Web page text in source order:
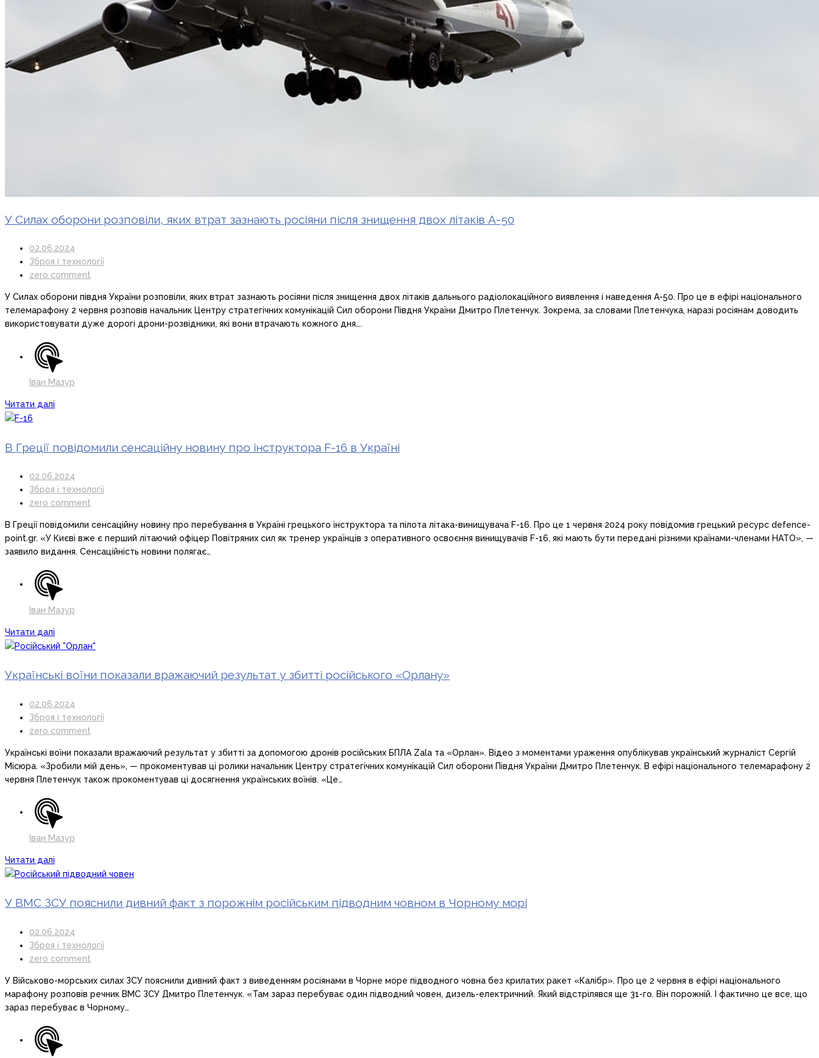
У Силах оборони розповіли, яких втрат зазнають росіяни після знищення двох літаків А-50
02.06.2024
Зброя і технології
zero comment
У Силах оборони півдня України розповіли, яких втрат зазнають росіяни після знищення двох літаків дальнього радіолокаційного виявлення і наведення А-50. Про це в ефірі національного
телемарафону 2 червня розповів начальник Центру стратегічних комунікацій Сил оборони Півдня України Дмитро Плетенчук. Зокрема, за словами Плетенчука, наразі росіянам доводить
використовувати дуже дорогі дрони-розвідники, які вони втрачають кожного дня….
Іван Мазур
Читати далі
В Греції повідомили сенсаційну новину про інструктора F-16 в Україні
02.06.2024
Зброя і технології
zero comment
В Греції повідомили сенсаційну новину про перебування в Україні грецького інструктора та пілота літака-винищувача F-16. Про це 1 червня 2024 року повідомив грецький ресурс defence-
point.gr. «У Києві вже є перший літаючий офіцер Повітряних сил як тренер українців з оперативного освоєння винищувачів F-16, які мають бути передані різними країнами-членами НАТО», —
заявило видання. Сенсаційність новини полягає…
Іван Мазур
Читати далі
Українські воїни показали вражаючий результат у збитті російського «Орлану»
02.06.2024
Зброя і технології
zero comment
Українські воїни показали вражаючий результат у збитті за допомогою дронів російських БПЛА Zala та «Орлан». Відео з моментами ураження опублікував український журналіст Сергій
Місюра. «Зробили мій день», — прокоментував ці ролики начальник Центру стратегічних комунікацій Сил оборони Півдня України Дмитро Плетенчук. В ефірі національного телемарафону 2
червня Плетенчук також прокоментував ці досягнення українських воїнів. «Це…
Іван Мазур
Читати далі
У ВМС ЗСУ пояснили дивний факт з порожнім російським підводним човном в Чорному морі
02.06.2024
Зброя і технології
zero comment
У Військово-морських силах ЗСУ пояснили дивний факт з виведенням росіянами в Чорне море підводного човна без крилатих ракет «Калібр». Про це 2 червня в ефірі національного
марафону розповів речник ВМС ЗСУ Дмитро Плетенчук. «Там зараз перебуває один підводний човен, дизель-електричний. Який відстрілявся ще 31-го. Він порожній. І фактично це все, що
зараз перебуває в Чорному…